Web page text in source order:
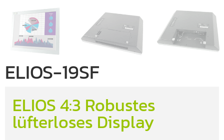
ELIOS-19SF
ELIOS 4:3 Robustes
lüfterloses Display